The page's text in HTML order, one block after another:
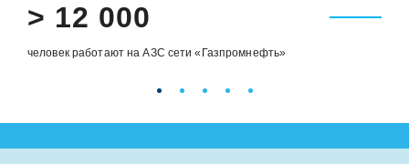
> 12 000
человек работают на АЗС сети «Газпромнефть»